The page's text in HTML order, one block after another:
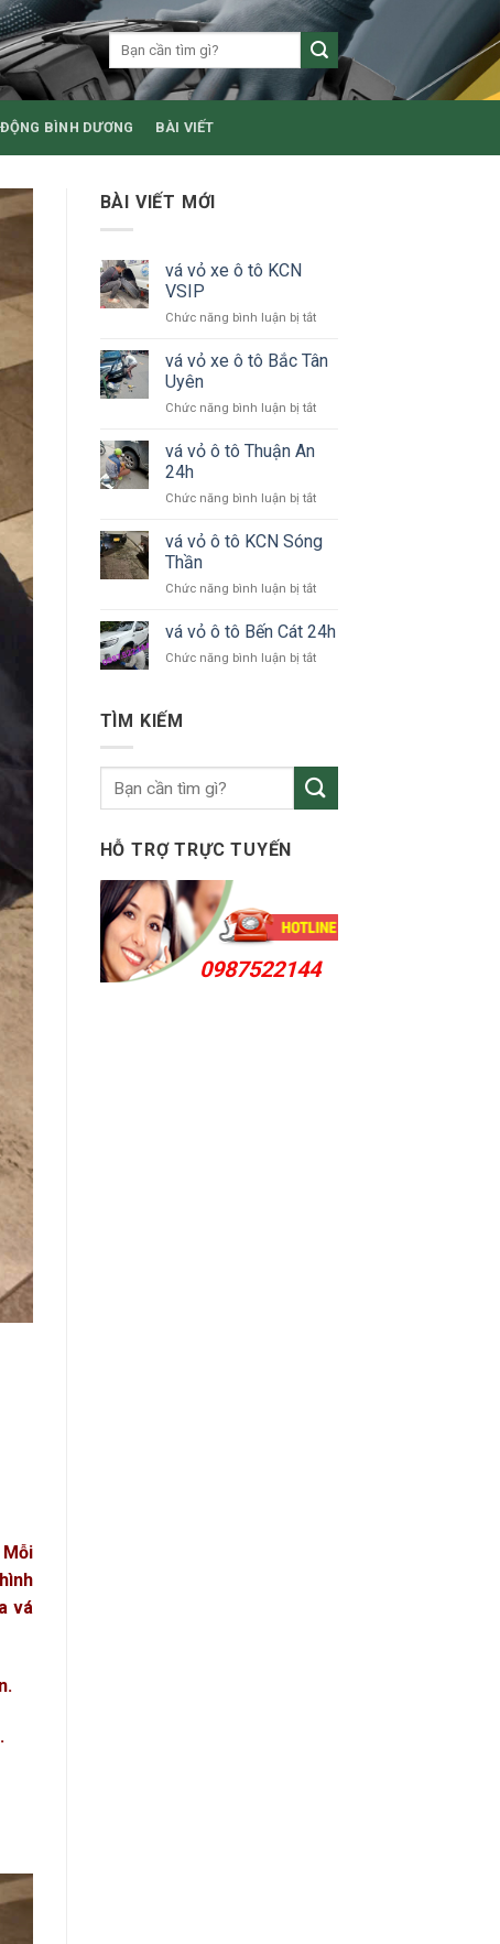
BÌNH DƯƠNG BÀI VIẾT
vá
BÀI VIẾT MỚI
vá vỏ xe ô tô KCN
VSIP
Chức năng bình luận bị tắtở
vỏ
tô
vá vỏ xe ô tô Bắc Tân
Uyên
Chức năng bình luận bị tắtở
tô
Tân
vá vỏ ô tô Thuận An
24h
Chức năng bình luận bị tắtở
ô
Thuận
24h
vá vỏ ô tô KCN Sóng
Thần
Chức năng bình luận bị tắtở
vỏ
tô
vá vỏ ô tô Bến Cát 24h
Chức năng bình luận bị tắtở
Cát
24h
TÌM KIẾM
HỖ TRỢ TRỰC TUYẾN
0987522144